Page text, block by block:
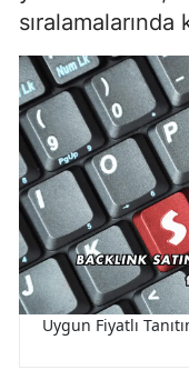
sıralamalarında
Uygun Fiyatlı